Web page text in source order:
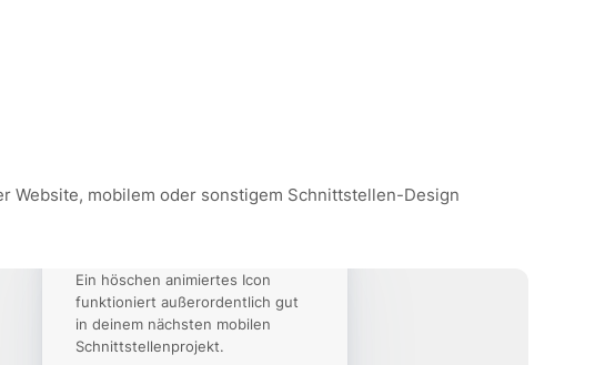
Website, mobilem oder sonstigem Schnittstellen-Design
Ein höschen animiertes Icon
funktioniert außerordentlich gut
in deinem nächsten mobilen
Schnittstellenprojekt.